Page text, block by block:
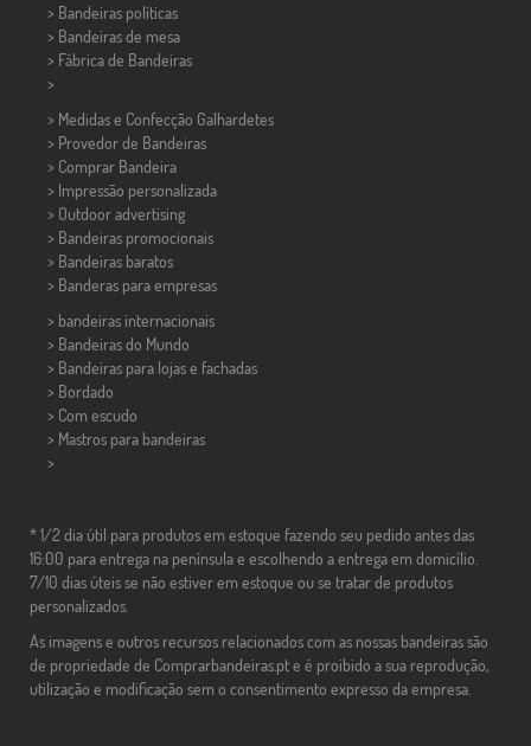
> Bandeiras políticas
> Bandeiras de mesa
> Fábrica de Bandeiras
>
> Medidas e Confecção Galhardetes
> Provedor de Bandeiras
> Comprar Bandeira
> Impressão personalizada
> Outdoor advertising
> Bandeiras promocionais
> Bandeiras baratos
> Banderas para empresas
> bandeiras internacionais
> Bandeiras do Mundo
> Bandeiras para lojas e fachadas
> Bordado
> Com escudo
> Mastros para bandeiras
>
* 1/2 dia útil para produtos em estoque fazendo seu pedido antes das
16:00 para entrega na península e escolhendo a entrega em domicílio.
7/10 dias úteis se não estiver em estoque ou se tratar de produtos
personalizados.
As imagens e outros recursos relacionados com as nossas bandeiras são
de propriedade de Comprarbandeiras.pt e é proibido a sua reprodução,
utilização e modificação sem o consentimento expresso da empresa.